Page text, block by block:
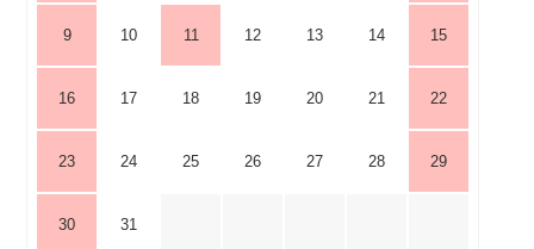
9 10 11 12 13 14 15
16 17 18 19 20 21 22
23 24 25 26 27 28 29
30 31